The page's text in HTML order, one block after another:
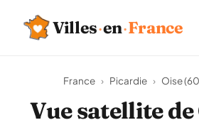
Villes·en·France
France › Picardie › Oise
Vue satellite